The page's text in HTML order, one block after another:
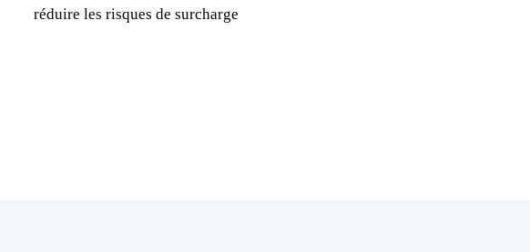
réduire les risques de surcharge